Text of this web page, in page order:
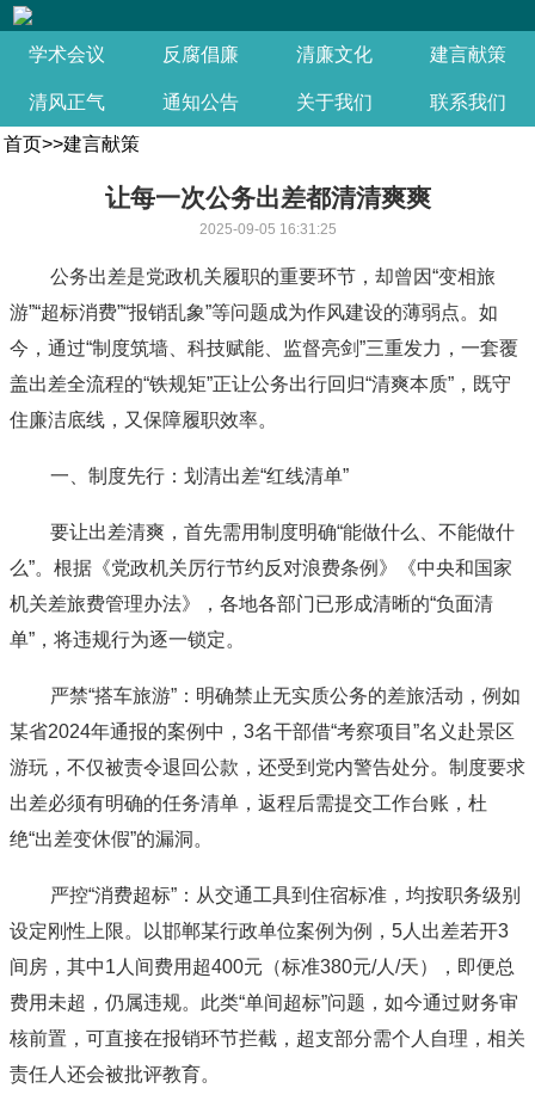
学术会议 反腐倡廉 清廉文化 建言献策
清风正气 通知公告 关于我们 联系我们
首页>>建言献策
让每一次公务出差都清清爽爽
2025-09-05 16:31:25
公务出差是党政机关履职的重要环节，却曾因“变相旅
游”“超标消费”“报销乱象”等问题成为作风建设的薄弱点。如
今，通过“制度筑墙、科技赋能、监督亮剑”三重发力，一套覆
盖出差全流程的“铁规矩”正让公务出行回归“清爽本质”，既守
住廉洁底线，又保障履职效率。
一、制度先行：划清出差“红线清单”
要让出差清爽，首先需用制度明确“能做什么、不能做什
么”。根据《党政机关厉行节约反对浪费条例》《中央和国家
机关差旅费管理办法》，各地各部门已形成清晰的“负面清
单”，将违规行为逐一锁定。
严禁“搭车旅游”：明确禁止无实质公务的差旅活动，例如
某省2024年通报的案例中，3名干部借“考察项目”名义赴景区
游玩，不仅被责令退回公款，还受到党内警告处分。制度要求
出差必须有明确的任务清单，返程后需提交工作台账，杜
绝“出差变休假”的漏洞。
严控“消费超标”：从交通工具到住宿标准，均按职务级别
设定刚性上限。以邯郸某行政单位案例为例，5人出差若开3
间房，其中1人间费用超400元（标准380元/人/天），即便总
费用未超，仍属违规。此类“单间超标”问题，如今通过财务审
核前置，可直接在报销环节拦截，超支部分需个人自理，相关
责任人还会被批评教育。